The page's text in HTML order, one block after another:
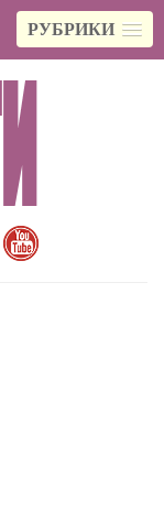
РУБРИКИ